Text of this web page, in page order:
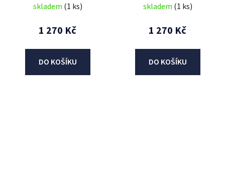
skladem (1 ks)
1 270 Kč
DO KOŠÍKU
skladem (1 ks)
1 270 Kč
DO KOŠÍKU